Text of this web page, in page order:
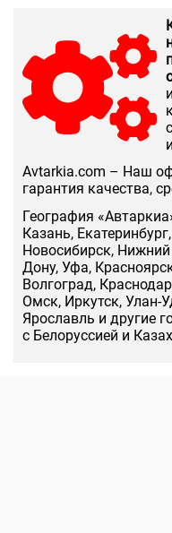
Аvtarkia.com – Наш
гарантия качества,
География
Казань,
Новосибирск,
Дону, Уфа,
Волгоград,
Омск, Иркутск, Улан-
Ярославль и другие
с Белоруссией и